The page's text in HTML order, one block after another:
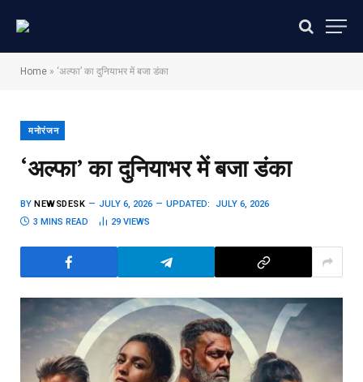
Home » ‘अल्फा’ का दुनियाभर में बजा डंका
मनोरंजन
‘अल्फा’ का दुनियाभर में बजा डंका
BY NEWSDESK JULY 6, 2026 UPDATED:
JULY 6, 2026
3 MINS READ
29 VIEWS